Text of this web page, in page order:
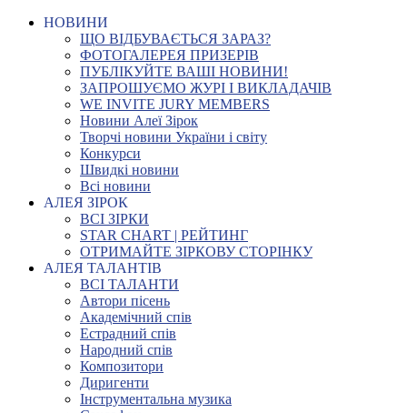
НОВИНИ
ЩО ВІДБУВАЄТЬСЯ ЗАРАЗ?
ФОТОГАЛЕРЕЯ ПРИЗЕРІВ
ПУБЛІКУЙТЕ ВАШІ НОВИНИ!
ЗАПРОШУЄМО ЖУРІ І ВИКЛАДАЧІВ
WE INVITE JURY MEMBERS
Новини Алеї Зірок
Творчі новини України і світу
Конкурси
Швидкі новини
Всі новини
АЛЕЯ ЗІРОК
ВСІ ЗІРКИ
STAR CHART | РЕЙТИНГ
ОТРИМАЙТЕ ЗІРКОВУ СТОРІНКУ
АЛЕЯ ТАЛАНТІВ
ВСІ ТАЛАНТИ
Автори пісень
Академічний спів
Естрадний спів
Народний спів
Композитори
Диригенти
Інструментальна музика